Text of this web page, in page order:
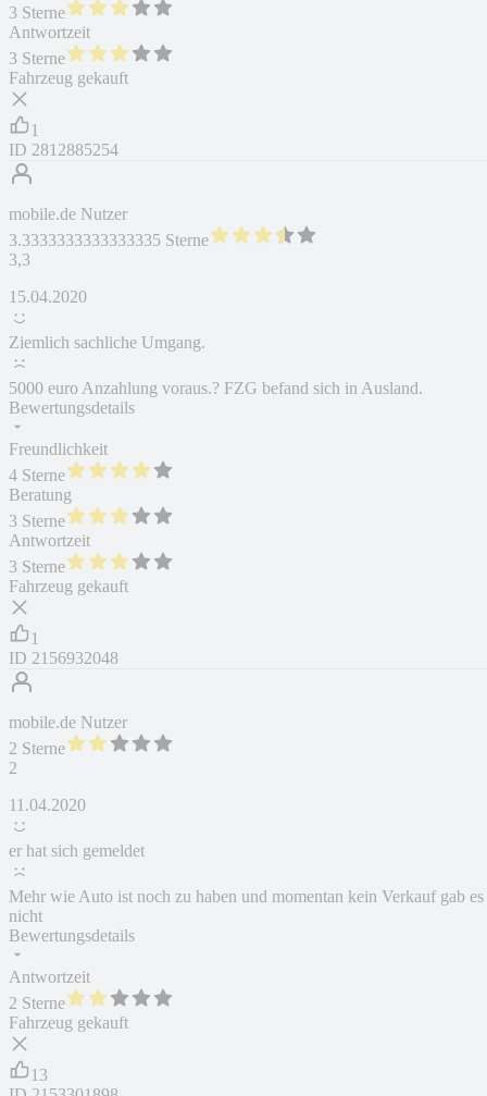
3 Sterne
Antwortzeit
3 Sterne
Fahrzeug gekauft
1
ID 2812885254
mobile.de Nutzer
3.3333333333333335 Sterne
3,3
15.04.2020
Ziemlich sachliche Umgang.
5000 euro Anzahlung voraus.? FZG befand sich in Ausland.
Bewertungsdetails
Freundlichkeit
4 Sterne
Beratung
3 Sterne
Antwortzeit
3 Sterne
Fahrzeug gekauft
1
ID 2156932048
mobile.de Nutzer
2 Sterne
2
11.04.2020
er hat sich gemeldet
Mehr wie Auto ist noch zu haben und momentan kein Verkauf gab es
nicht
Bewertungsdetails
Antwortzeit
2 Sterne
Fahrzeug gekauft
13